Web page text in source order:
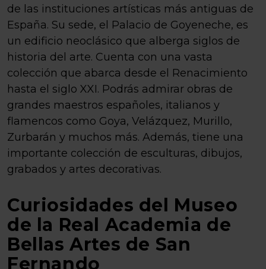
de las instituciones artísticas más antiguas de
España. Su sede, el Palacio de Goyeneche, es
un edificio neoclásico que alberga siglos de
historia del arte. Cuenta con una vasta
colección que abarca desde el Renacimiento
hasta el siglo XXI. Podrás admirar obras de
grandes maestros españoles, italianos y
flamencos como Goya, Velázquez, Murillo,
Zurbarán y muchos más. Además, tiene una
importante colección de esculturas, dibujos,
grabados y artes decorativas.
Curiosidades del Museo
de la Real Academia de
Bellas Artes de San
Fernando